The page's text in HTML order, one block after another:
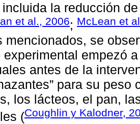
incluida la reducción
et al., 2006; McLean et
mencionados, se
experimental empezó
antes de la
para su
los lácteos, el pan,
(Coughlin y Kalodner,